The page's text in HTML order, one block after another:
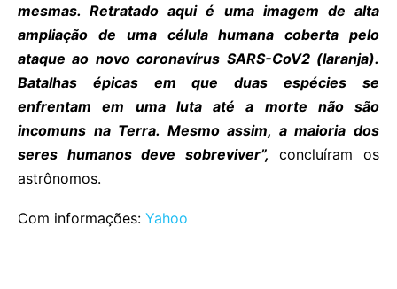
mesmas. Retratado aqui é uma imagem de alta
ampliação de uma célula humana coberta pelo
ataque ao novo coronavírus SARS-CoV2 (laranja).
Batalhas épicas em que duas espécies se
enfrentam em uma luta até a morte não são
incomuns na Terra. Mesmo assim, a maioria dos
seres humanos deve sobreviver”, concluíram os
astrônomos.
Com informações: Yahoo